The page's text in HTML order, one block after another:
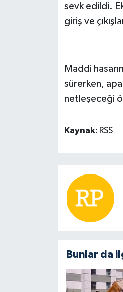
sevk edildi.
giriş ve
Maddi
sürerken,
netleşeceği
Kaynak: RSS
Bunlar da